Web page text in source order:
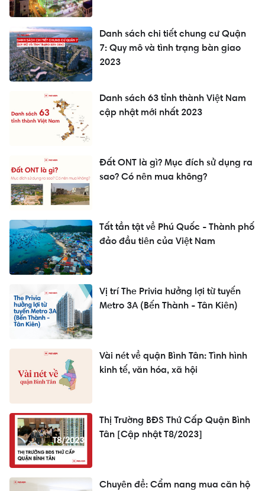
Danh sách chi tiết chung cư Quận
7: Quy mô và tình trạng bàn giao
2023
Danh sách 63 tỉnh thành Việt Nam
cập nhật mới nhất 2023
Đất ONT là gì? Mục đích sử dụng ra
sao? Có nên mua không?
Tất tần tật về Phú Quốc - Thành phố
đảo đầu tiên của Việt Nam
Vị trí The Privia hưởng lợi từ tuyến
Metro 3A (Bến Thành - Tân Kiên)
Vài nét về quận Bình Tân: Tình hình
kinh tế, văn hóa, xã hội
Thị Trường BĐS Thứ Cấp Quận Bình
Tân [Cập nhật T8/2023]
Chuyên đề: Cẩm nang mua căn hộ